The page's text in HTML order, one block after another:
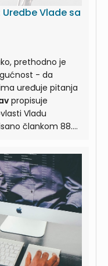
Vlade sa
prethodno je
- da
propisuje
Vladu
člankom 88.
prava i
4. Ustava, koji
zabranjuje unatražno djelovanje zakona i ...